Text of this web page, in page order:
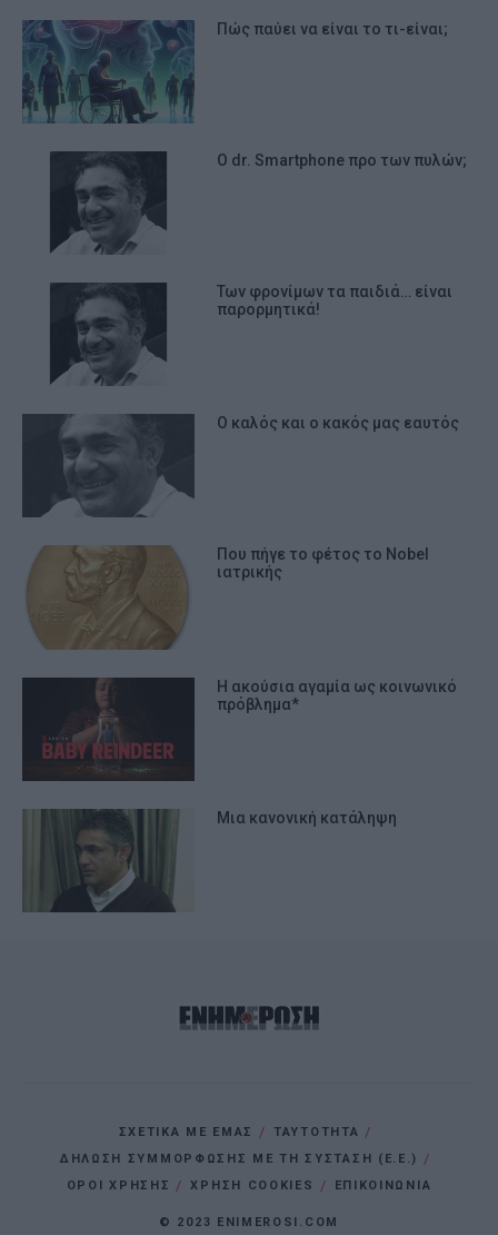
Πώς παύει να είναι το τι-είναι;
Ο dr. Smartphone προ των πυλών;
Των φρονίμων τα παιδιά… είναι
παρορμητικά!
Ο καλός και ο κακός μας εαυτός
Που πήγε το φέτος το Νobel
ιατρικής
Η ακούσια αγαμία ως κοινωνικό
πρόβλημα*
Μια κανονική κατάληψη
ΣΧΕΤΙΚΑ ΜΕ ΕΜΑΣ
ΤΑΥΤΟΤΗΤΑ
ΔΗΛΩΣΗ ΣΥΜΜΟΡΦΩΣΗΣ ΜΕ ΤΗ ΣΥΣΤΑΣΗ (Ε.Ε.)
ΌΡΟΙ ΧΡΗΣΗΣ
ΧΡΗΣΗ COOKIES ΕΠΙΚΟΙΝΩΝΙΑ
© 2023 ENIMEROSI.COM